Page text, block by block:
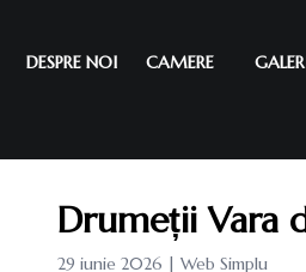
DESPRE NOI CAMERE
Drumeții Vara
29 iunie 2026 | Web Simplu